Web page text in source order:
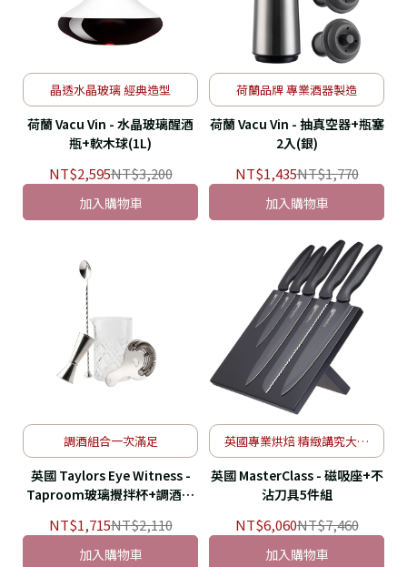
晶透水晶玻璃 經典造型
荷蘭 Vacu Vin - 水晶玻璃醒酒
瓶+軟木球(1L)
NT$2,595NT$3,200
加入購物車
荷蘭品牌 專業酒器製造
荷蘭 Vacu Vin - 抽真空器+瓶塞
2入(銀)
NT$1,435NT$1,770
加入購物車
調酒組合一次滿足
英國 Taylors Eye Witness -
Taproom玻璃攪拌杯+調酒工
NT$1,715NT$2,110
加入購物車
英國專業烘焙 精緻講究大師
質感
英國 MasterClass - 磁吸座+不
沾刀具5件組
NT$6,060NT$7,460
加入購物車